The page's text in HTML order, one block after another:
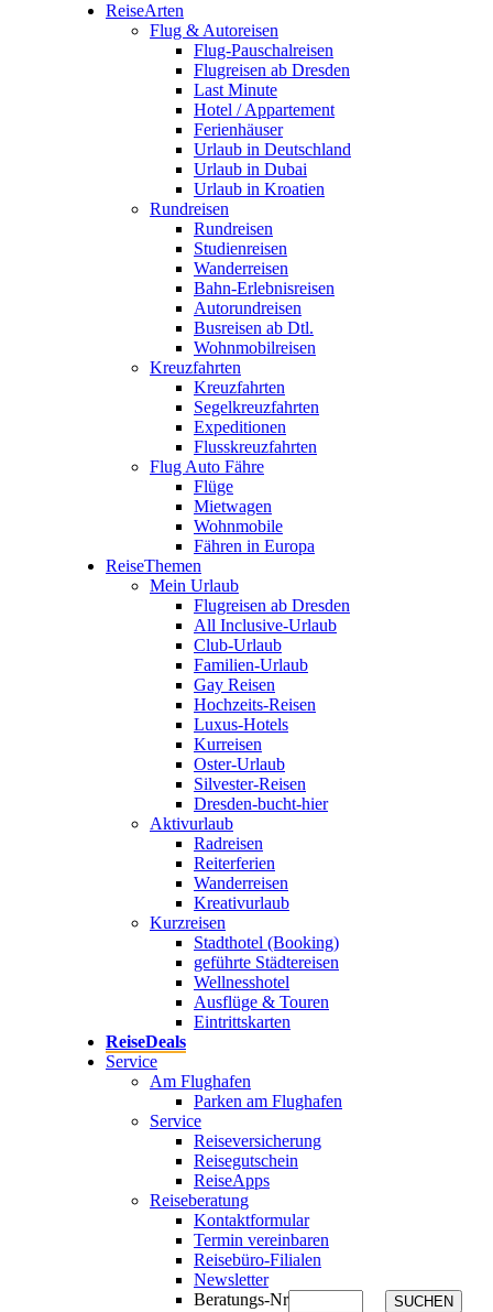
ReiseArten
Flug & Autoreisen
Flug-Pauschalreisen
Flugreisen ab Dresden
Last Minute
Hotel / Appartement
Ferienhäuser
Urlaub in Deutschland
Urlaub in Dubai
Urlaub in Kroatien
Rundreisen
Rundreisen
Studienreisen
Wanderreisen
Bahn-Erlebnisreisen
Autorundreisen
Busreisen ab Dtl.
Wohnmobilreisen
Kreuzfahrten
Kreuzfahrten
Segelkreuzfahrten
Expeditionen
Flusskreuzfahrten
Flug Auto Fähre
Flüge
Mietwagen
Wohnmobile
Fähren in Europa
ReiseThemen
Mein Urlaub
Flugreisen ab Dresden
All Inclusive-Urlaub
Club-Urlaub
Familien-Urlaub
Gay Reisen
Hochzeits-Reisen
Luxus-Hotels
Kurreisen
Oster-Urlaub
Silvester-Reisen
Dresden-bucht-hier
Aktivurlaub
Radreisen
Reiterferien
Wanderreisen
Kreativurlaub
Kurzreisen
Stadthotel (Booking)
geführte Städtereisen
Wellnesshotel
Ausflüge & Touren
Eintrittskarten
ReiseDeals
Service
Am Flughafen
Parken am Flughafen
Service
Reiseversicherung
Reisegutschein
ReiseApps
Reiseberatung
Kontaktformular
Termin vereinbaren
Reisebüro-Filialen
Newsletter
Beratungs-Nr
SUCHEN